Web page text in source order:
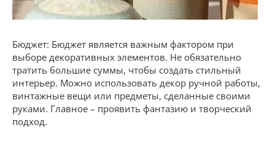
Бюджет: Бюджет является важным фактором при
выборе декоративных элементов. Не обязательно
тратить большие суммы, чтобы создать стильный
интерьер. Можно использовать декор ручной работы,
винтажные вещи или предметы, сделанные своими
руками. Главное – проявить фантазию и творческий
подход.